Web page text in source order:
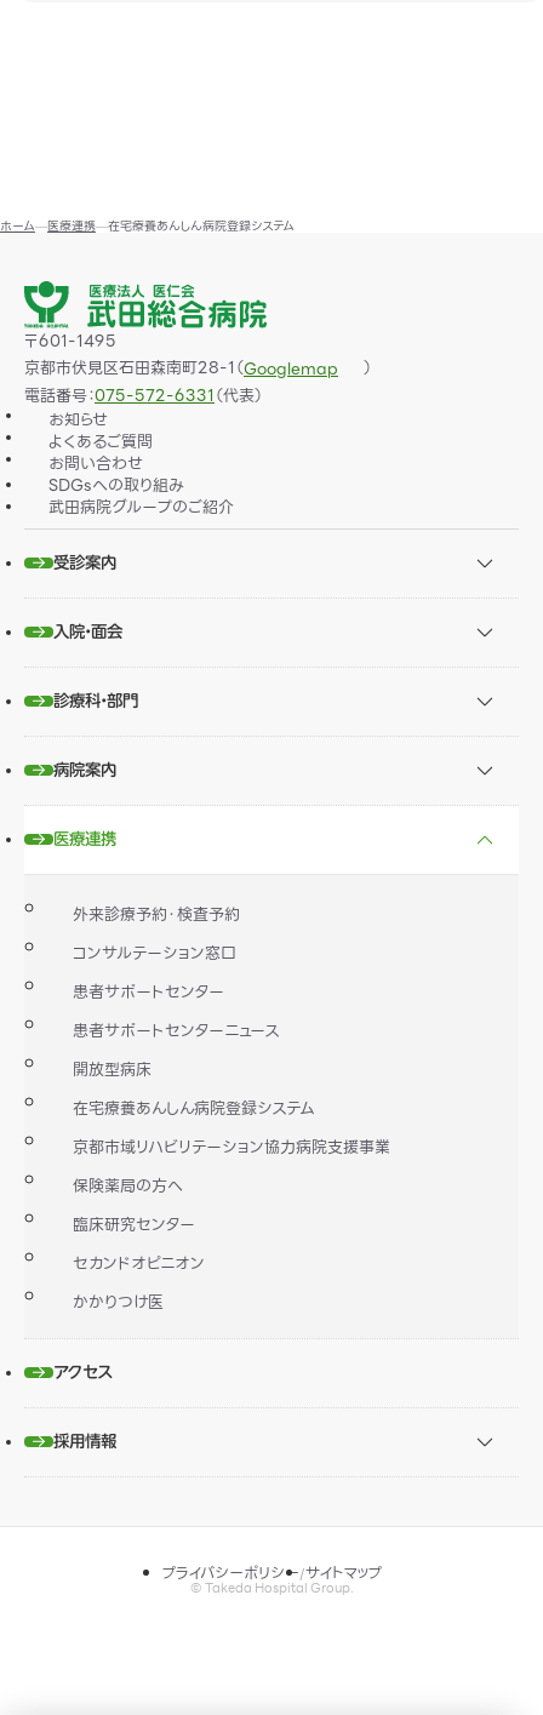
ホーム 医療連携 在宅療養あんしん病院登録システム
〒601-1495
京都市伏見区石田森南町28-1（Googlemap
）
電話番号：075-572-6331（代表）
お知らせ
よくあるご質問
お問い合わせ
SDGsへの取り組み
武田病院グループのご紹介
受診案内
入院・面会
診療科・部門
病院案内
医療連携
外来診療予約・検査予約
コンサルテーション窓口
患者サポートセンター
患者サポートセンターニュース
開放型病床
在宅療養あんしん病院登録システム
京都市域リハビリテーション協力病院支援事業
保険薬局の方へ
臨床研究センター
セカンドオピニオン
かかりつけ医
アクセス
採用情報
プライバシーポリシー サイトマップ
© Takeda Hospital Group.